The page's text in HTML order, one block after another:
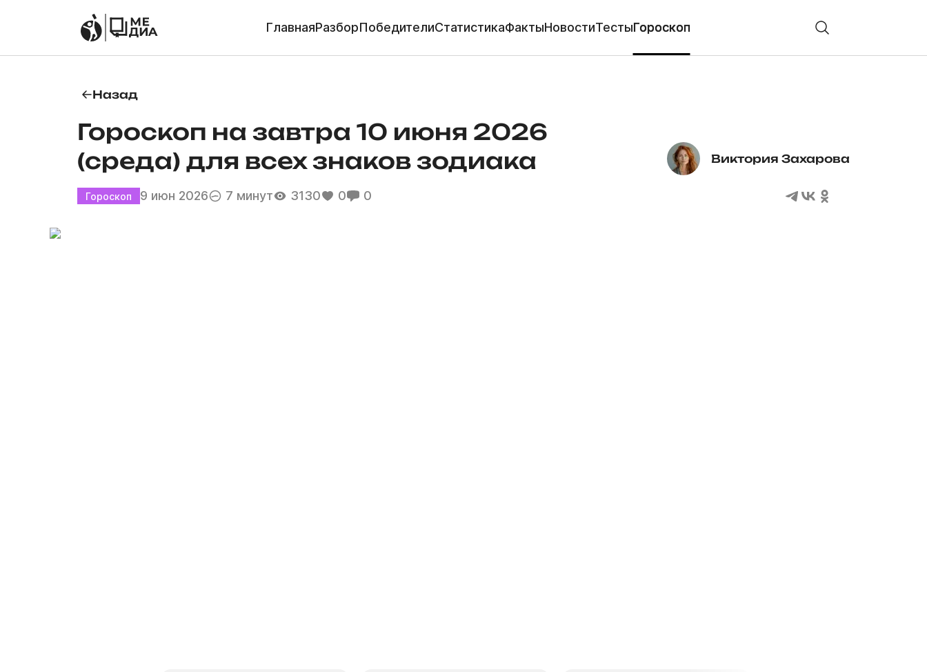
ГлавнаяРазборПобедителиСтатистикаФактыНовостиТестыГороскоп
Назад
Гороскоп на завтра 10 июня 2026
(среда) для всех знаков зодиака
Виктория Захарова
Гороскоп 9 июн 2026 7 минут 3130 0 0